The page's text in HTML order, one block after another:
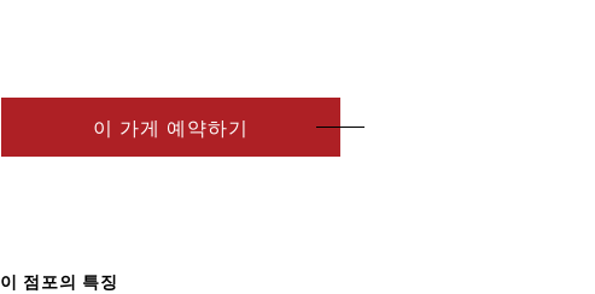
이 가게 예약하기
이 점포의 특징